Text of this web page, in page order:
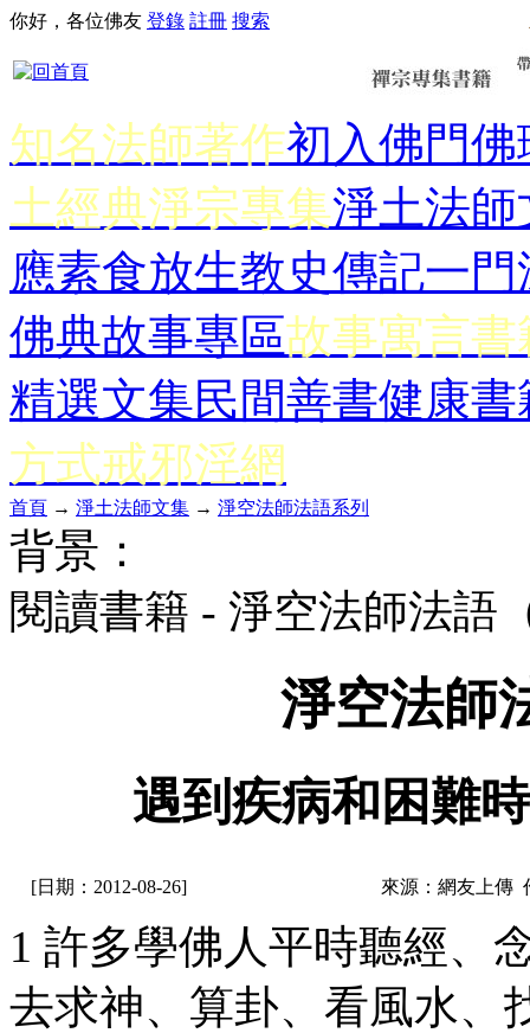
你好，各位佛友 登錄 註冊 搜索
知名法師著作初入佛門佛
土經典淨宗專集淨土法師
應素食放生教史傳記一門
佛典故事專區故事寓言書
精選文集民間善書健康書
方式戒邪淫網
首頁 → 淨土法師文集 → 淨空法師法語系列
背景：
閱讀書籍 - 淨空法師法語
淨空法師
遇到疾病和困難
[日期：2012-08-26] 來源：網友上傳
1 許多學佛人平時聽經、
去求神、算卦、看風水、